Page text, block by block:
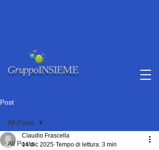
GruppoINSIEME
Post
All Posts
All Posts
Claudio Frascella
14 dic 2025 Tempo di lettura: 3 min